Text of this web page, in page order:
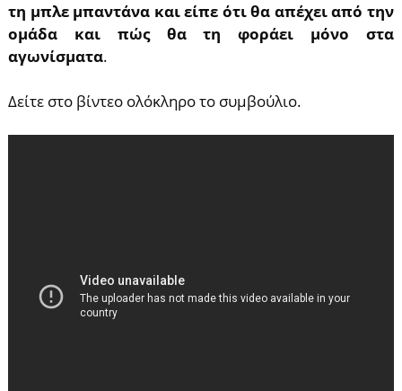
τη μπλε μπαντάνα και είπε ότι θα απέχει από την
ομάδα και πώς θα τη φοράει μόνο στα
αγωνίσματα.
Δείτε στο βίντεο ολόκληρο το συμβούλιο.